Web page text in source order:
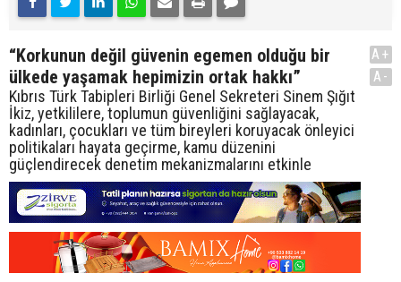
“Korkunun değil güvenin egemen olduğu bir
ülkede yaşamak hepimizin ortak hakkı”
Kıbrıs Türk Tabipleri Birliği Genel Sekreteri Sinem Şığıt
İkiz, yetkililere, toplumun güvenliğini sağlayacak,
kadınları, çocukları ve tüm bireyleri koruyacak önleyici
politikaları hayata geçirme, kamu düzenini
güçlendirecek denetim mekanizmalarını etkinle
A+
A-